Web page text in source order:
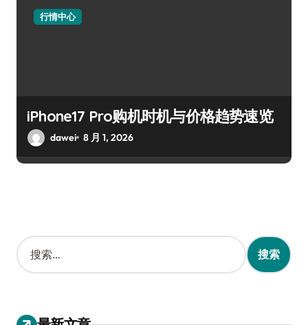
行情中心
iPhone17 Pro购机时机与价格趋势速览
dawei 8 月 1, 2026
搜
索
：